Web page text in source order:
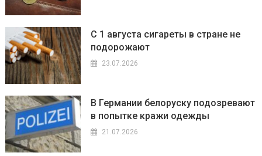
С 1 августа сигареты в стране не
подорожают
23.07.2026
В Германии белоруску подозревают
в попытке кражи одежды
21.07.2026